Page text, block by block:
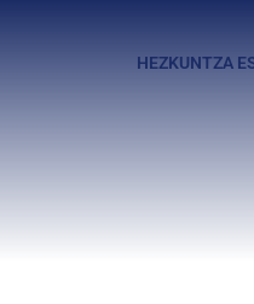
HEZKUNTZA